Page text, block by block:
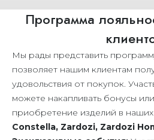
Ремонт и чистка украшений
Публичная оферта
Политика
Программа
Мы рады представить
позволяет нашим клиентам
удовольствия от покупок.
можете накапливать бонусы
приобретение изделий в наших
Constella, Zardozi, Zardozi